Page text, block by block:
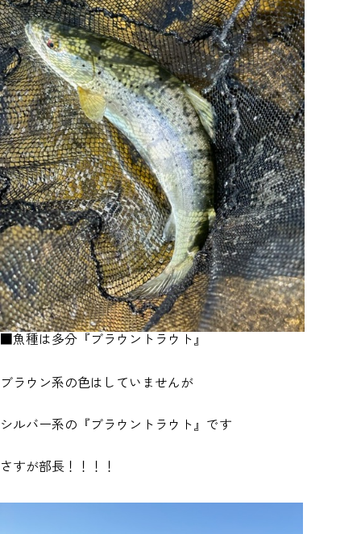
■魚種は多分『ブラウントラウト』
ブラウン系の色はしていませんが
シルバー系の『ブラウントラウト』です
さすが部長！！！！